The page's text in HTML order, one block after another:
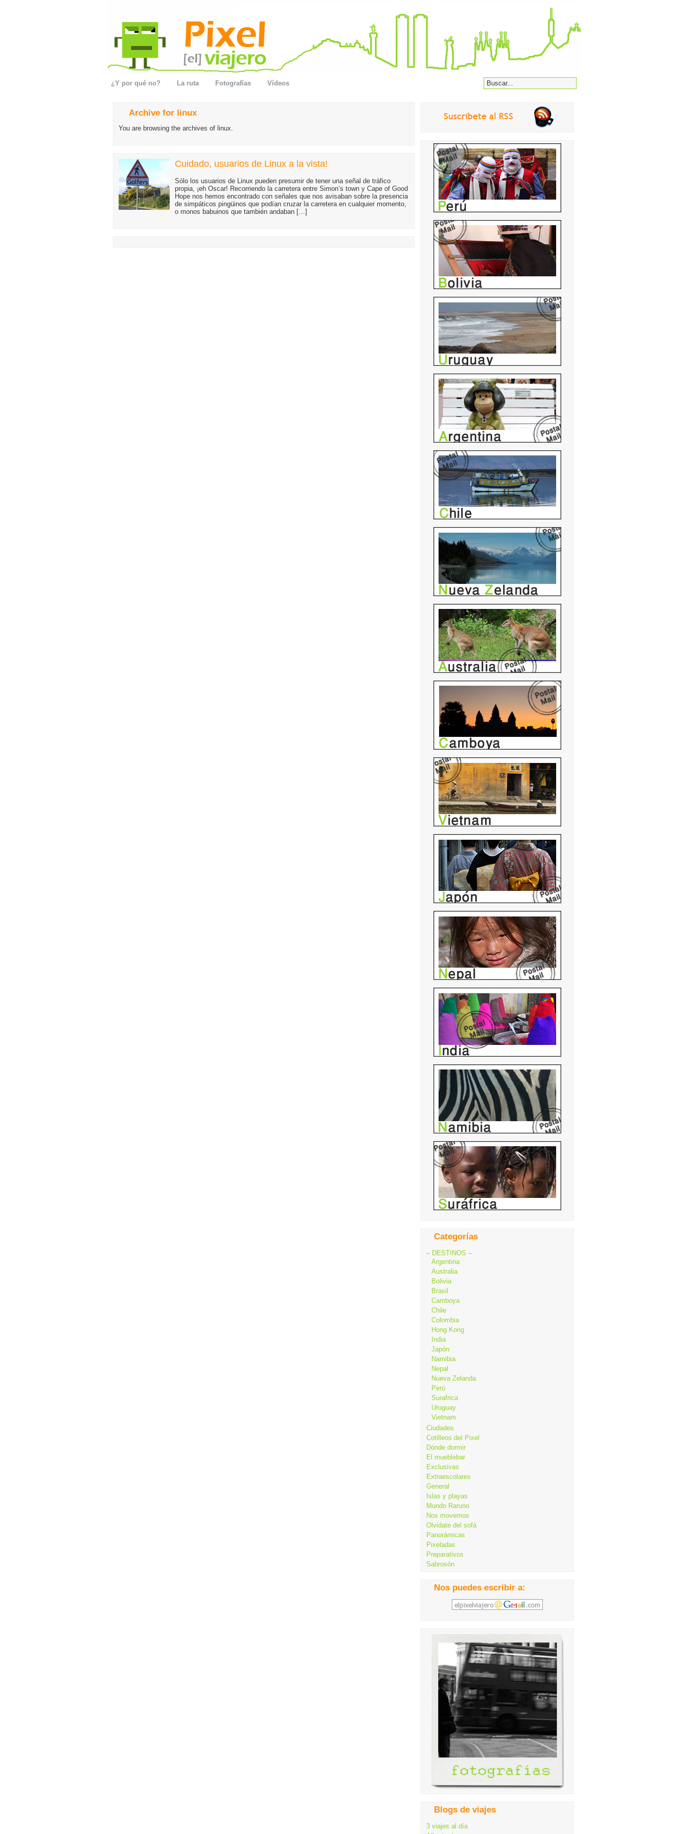
¿Y por qué no? La ruta Fotografías Vídeos
Archive for linux
You are browsing the archives of linux.
Cuidado, usuarios de Linux a la vista!
Sólo los usuarios de Linux pueden presumir de tener una señal de tráfico
propia, ¡eh Oscar! Recorriendo la carretera entre Simon’s town y Cape of Good
Hope nos hemos encontrado con señales que nos avisaban sobre la presencia
de simpáticos pingüinos que podían cruzar la carretera en cualquier momento,
o monos babuinos que también andaban […]
Categorías
– DESTINOS –
Argentina
Australia
Bolivia
Brasil
Camboya
Chile
Colombia
Hong Kong
India
Japón
Namibia
Nepal
Nueva Zelanda
Perú
Surafrica
Uruguay
Vietnam
Ciudades
Cotilleos del Pixel
Dónde dormir
El mueblebar
Exclusivas
Extraescolares
General
Islas y playas
Mundo Raruno
Nos movemos
Olvidate del sofá
Panorámicas
Pixeladas
Preparativos
Sabrosón
Nos puedes escribir a:
Blogs de viajes
3 viajes al día